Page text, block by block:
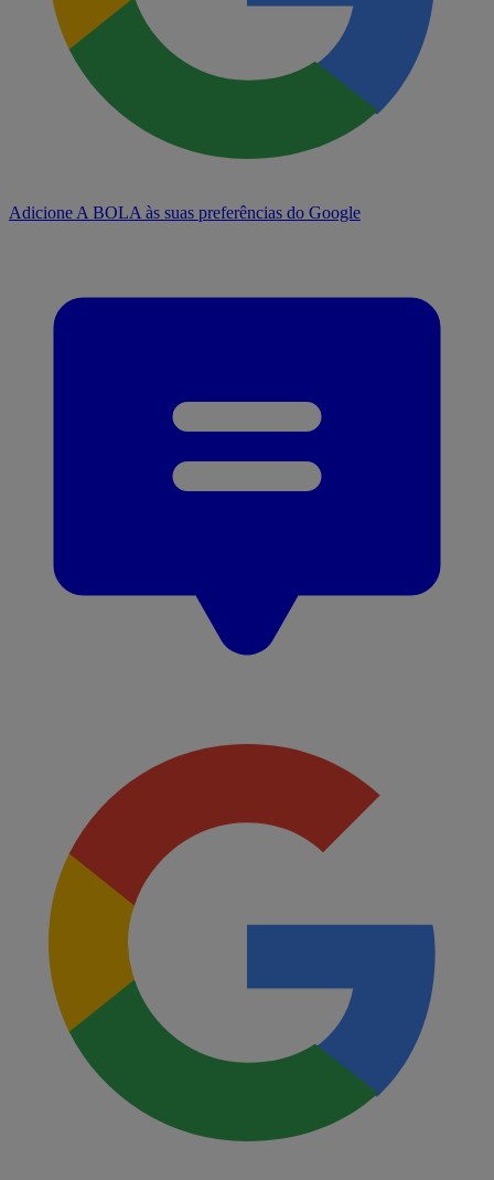
Adicione A BOLA às suas preferências do Google